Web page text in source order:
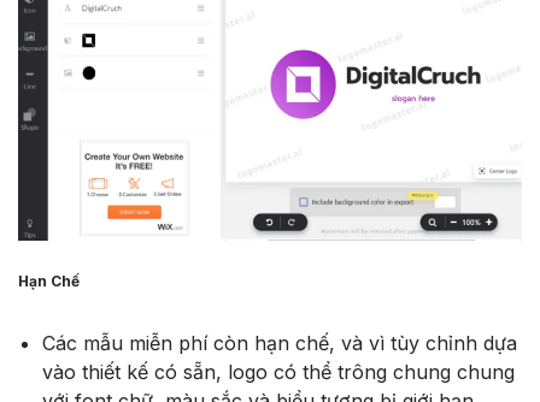
Hạn Chế
Các mẫu miễn phí còn hạn chế, và vì tùy chỉnh dựa
vào thiết kế có sẵn, logo có thể trông chung chung